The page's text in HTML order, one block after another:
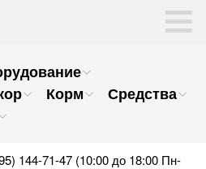
Корм
Средства
144-71-47 (10:00 до 18:00 Пн-